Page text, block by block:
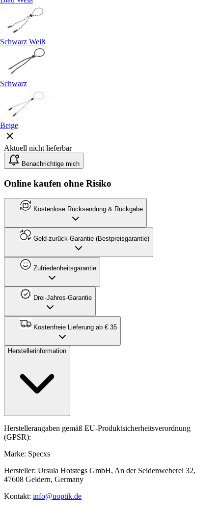
Schwarz Weiß
Schwarz
Beige
Aktuell nicht lieferbar
Benachrichtige mich
Online kaufen ohne Risiko
Kostenlose Rücksendung & Rückgabe
Geld-zurück-Garantie (Bestpreisgarantie)
Zufriedenheitsgarantie
Drei-Jahres-Garantie
Kostenfreie Lieferung ab € 35
Herstellerinformation
Herstellerangaben gemäß EU-Produktsicherheitsverordnung
(GPSR):
Marke: Specxs
Hersteller: Ursula Hotstegs GmbH, An der Seidenweberei 32,
47608 Geldern, Germany
Kontakt: info@uoptik.de